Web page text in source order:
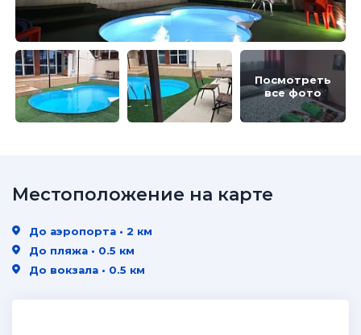
Посмотреть
все фото
Местоположение на карте
До аэропорта • 2 км
До пляжа • 0.5 км
До вокзала • 0.5 км